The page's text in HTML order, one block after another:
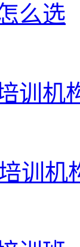
么选
训机
训机